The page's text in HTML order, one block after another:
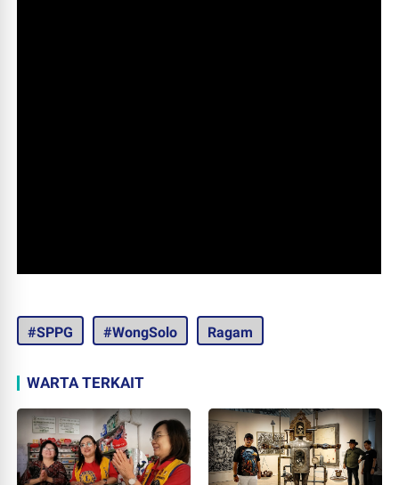
#SPPG #WongSolo Ragam
WARTA TERKAIT